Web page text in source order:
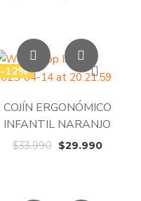
era:
$34.990.
-12%
COJÍN ERGONÓMICO
INFANTIL NARANJO
$33.990 El
$29.990El